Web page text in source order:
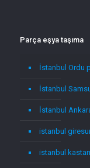
Parça eşya taşıma
İstanbul Ordu
İstanbul
İstanbul
istanbul
istanbul